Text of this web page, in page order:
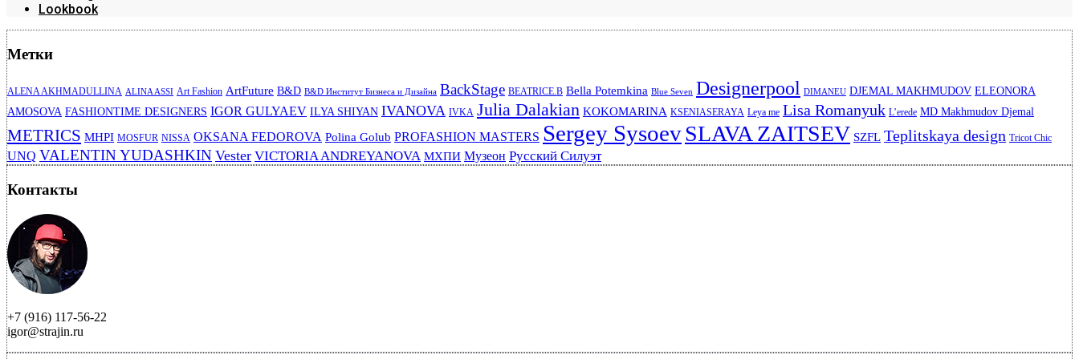
Lookbook
Метки
ALENA AKHMADULLINA ALINA ASSI Art Fashion ArtFuture B&D B&D Институт Бизнеса и Дизайна BackStage BEATRICE.B Bella Potemkina Blue Seven Designerpool DIMANEU DJEMAL MAKHMUDOV ELEONORA
AMOSOVA FASHIONTIME DESIGNERS IGOR GULYAEV ILYA SHIYAN IVANOVA IVKA Julia Dalakian KOKOMARINA KSENIASERAYA Leya me Lisa Romanyuk L’erede MD Makhmudov Djemal
METRICS MHPI MOSFUR NISSA OKSANA FEDOROVA Polina Golub PROFASHION MASTERS Sergey SysoevSLAVA ZAITSEV SZFL Teplitskaya design Tricot Chic
UNQ VALENTIN YUDASHKIN Vester VICTORIA ANDREYANOVA МХПИ Музеон Русский Силуэт
Контакты
+7 (916) 117-56-22
igor@strajin.ru